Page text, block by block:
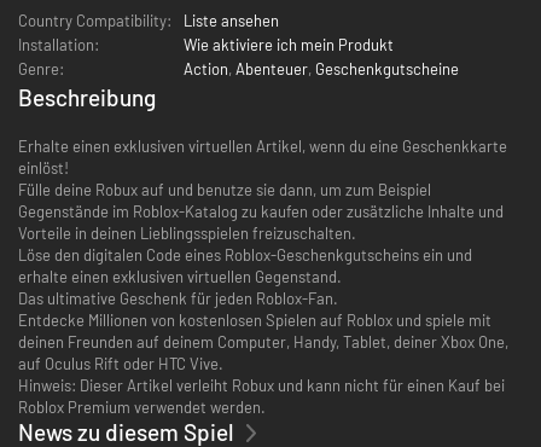
Country Compatibility:
Liste ansehen
Installation:
Wie aktiviere ich mein Produkt
Genre:
Action, Abenteuer, Geschenkgutscheine
Beschreibung
Erhalte einen exklusiven virtuellen Artikel, wenn du eine Geschenkkarte
einlöst!
Fülle deine Robux auf und benutze sie dann, um zum Beispiel
Gegenstände im Roblox-Katalog zu kaufen oder zusätzliche Inhalte und
Vorteile in deinen Lieblingsspielen freizuschalten.
Löse den digitalen Code eines Roblox-Geschenkgutscheins ein und
erhalte einen exklusiven virtuellen Gegenstand.
Das ultimative Geschenk für jeden Roblox-Fan.
Entdecke Millionen von kostenlosen Spielen auf Roblox und spiele mit
deinen Freunden auf deinem Computer, Handy, Tablet, deiner Xbox One,
auf Oculus Rift oder HTC Vive.
Hinweis: Dieser Artikel verleiht Robux und kann nicht für einen Kauf bei
Roblox Premium verwendet werden.
News zu diesem Spiel